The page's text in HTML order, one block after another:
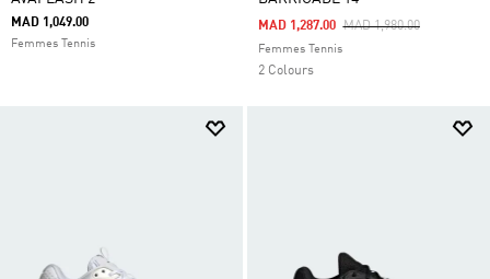
MAD 1,049.00
Femmes Tennis
Price Reduced From
MAD 1,980.00To
MAD 1,287.00
Femmes Tennis
2 Colours